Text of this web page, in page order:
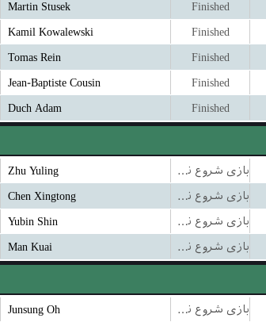
Martin Stusek Finished
Kamil Kowalewski Finished
Tomas Rein Finished
Jean-Baptiste Cousin Finished
Duch Adam Finished
Zhu Yuling بازی شروع نشده است
Chen Xingtong بازی شروع نشده است
Yubin Shin بازی شروع نشده است
Man Kuai بازی شروع نشده است
Junsung Oh بازی شروع نشده است